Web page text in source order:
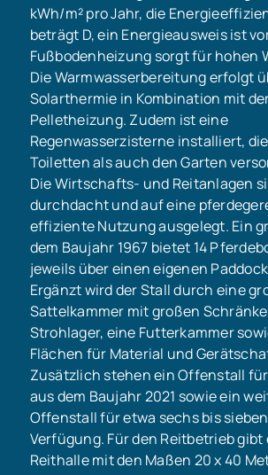
kWh/m² pro Jahr, die
beträgt D, ein Energieausweis ist
Fußbodenheizung sorgt für hohen
Die Warmwasserbereitung erfolgt
Solarthermie in Kombination mit
Pelletheizung. Zudem ist eine
Regenwasserzisterne installiert,
Toiletten als auch den Garten
Die Wirtschafts- und Reitanlagen
durchdacht und auf eine
effiziente Nutzung ausgelegt. Ein
dem Baujahr 1967 bietet 14
jeweils über einen eigenen
Ergänzt wird der Stall durch eine
Sattelkammer mit großen
Strohlager, eine Futterkammer
Flächen für Material und
Zusätzlich stehen ein Offenstall
aus dem Baujahr 2021 sowie ein
Offenstall für etwa sechs bis
Verfügung. Für den Reitbetrieb gibt
Reithalle mit den Maßen 20 x 40